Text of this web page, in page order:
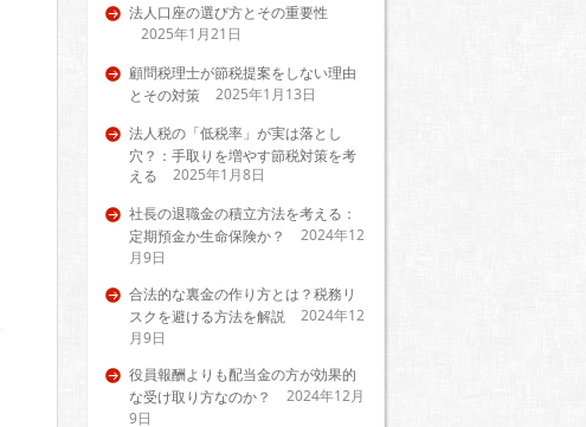
法人口座の選び方とその重要性
2025年1月21日
顧問税理士が節税提案をしない理由
とその対策
2025年1月13日
法人税の「低税率」が実は落とし
穴？：手取りを増やす節税対策を考
える
2025年1月8日
社長の退職金の積立方法を考える：
定期預金か生命保険か？ 2024年12
月9日
合法的な裏金の作り方とは？税務リ
スクを避ける方法を解説 2024年12
月9日
役員報酬よりも配当金の方が効果的
な受け取り方なのか？ 2024年12月
9日